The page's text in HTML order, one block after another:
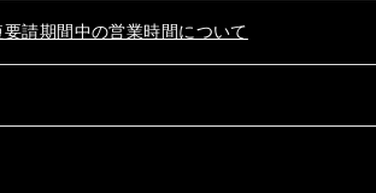
請期間中の営業時間について